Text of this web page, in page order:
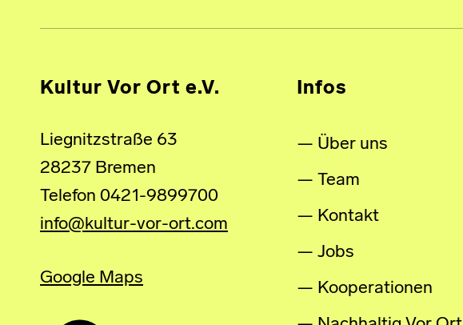
Kultur Vor Ort e.V.
Liegnitzstraße 63
28237 Bremen
Telefon 0421-9899700
info@kultur-vor-ort.com
Google Maps
Infos
Über uns
Team
Kontakt
Jobs
Kooperationen